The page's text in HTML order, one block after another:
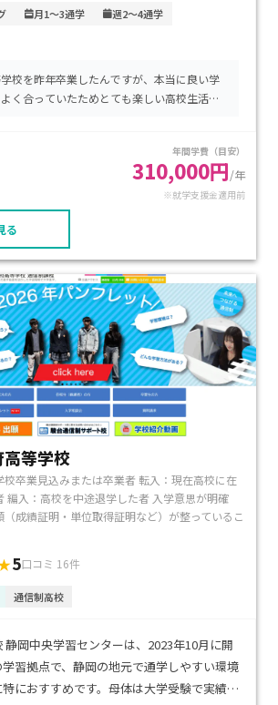
さまでも安心して通えます。アクセスは富山
ており、公共交通機関での通学がしやすく、
安心できる立地です。学費は通信制ならでは
で、就学支援金の利用により経済的負担を軽
月1～3通学
週2～4通学
校を昨年卒業したんですが、本当に良い学
く合っていたためとても楽しい高校生活を
年間学費（目安）
310,000円/年
※就学支援金適用前
る
等学校
校卒業見込みまたは卒業者 転入：現在高校に在
編入：高校を中途退学した者 入学意思が明確
（成績証明・単位取得証明など）が整っているこ
5口コミ 16件
通信制高校
静岡中央学習センターは、2023年10月に開
習拠点で、静岡の地元で通学しやすい環境
におすすめです。母体は大学受験で実績の